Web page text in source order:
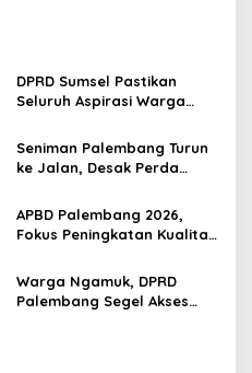
DPRD Sumsel Pastikan
Seluruh Aspirasi Warga
hingga Infrastruktur Jadi
Perhatian
Seniman Palembang Turun
ke Jalan, Desak Perda
Disahkan
APBD Palembang 2026,
Fokus Peningkatan Kualitas
Warga Ngamuk, DPRD
Palembang Segel Akses